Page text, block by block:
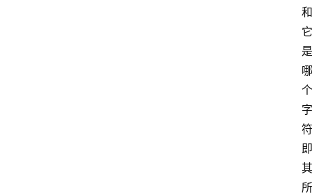
和
它
是
哪
个
字
符
即
其
所